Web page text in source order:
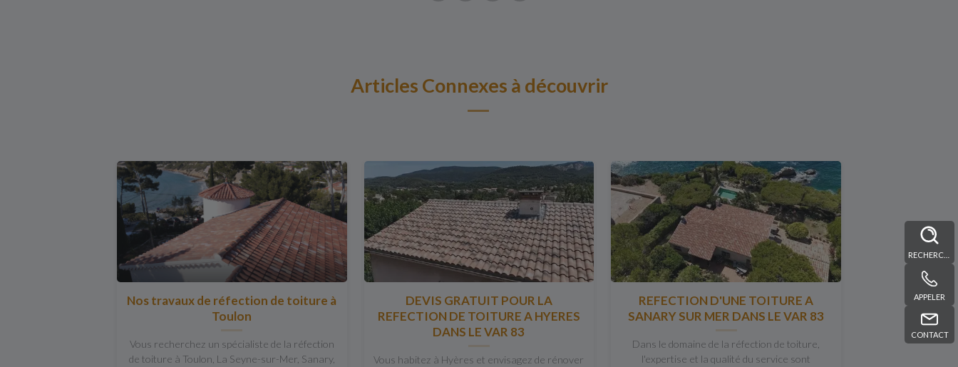
APPELER
CONTACT
Articles Connexes à découvrir
Nos travaux de réfection de toiture à
Toulon
Vous recherchez un spécialiste de la réfection
de toiture à Toulon, La Seyne-sur-Mer, Sanary,
DEVIS GRATUIT POUR LA
REFECTION DE TOITURE A HYERES
DANS LE VAR 83
Vous habitez à Hyères et envisagez de rénover
REFECTION D'UNE TOITURE A
SANARY SUR MER DANS LE VAR 83
Dans le domaine de la réfection de toiture,
l'expertise et la qualité du service sont